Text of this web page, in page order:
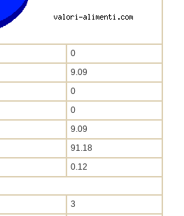
0
9.09
0
0
9.09
91.18
0.12
3